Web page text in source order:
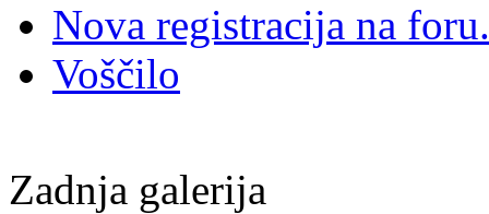
Nova registracija na
Voščilo
Zadnja galerija